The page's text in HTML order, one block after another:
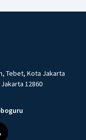
Tebet, Kota Jakarta
12860